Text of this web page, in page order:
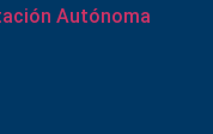
Autónoma